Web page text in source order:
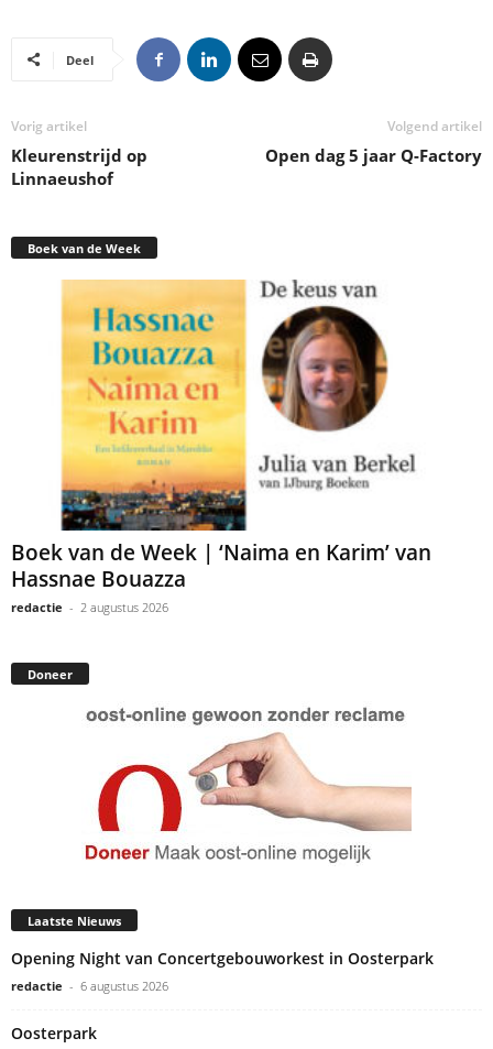
Deel
Vorig artikel
Kleurenstrijd op
Linnaeushof
Volgend artikel
Open dag 5 jaar Q-Factory
Boek van de Week
Boek van de Week | ‘Naima en Karim’ van
Hassnae Bouazza
redactie - 2 augustus 2026
Doneer
Laatste Nieuws
Opening Night van Concertgebouworkest in Oosterpark
redactie - 6 augustus 2026
Oosterpark